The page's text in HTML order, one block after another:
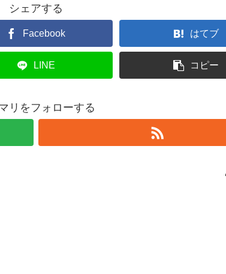
シェアする
Facebook はてブ
LINE コピー
リをフォローする